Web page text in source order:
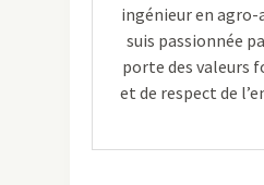
ingénieur en
suis passionnée
porte des valeurs
et de respect de